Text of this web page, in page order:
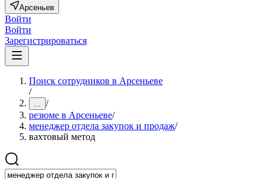
Арсеньев
Войти
Войти
Зарегистрироваться
Поиск сотрудников в Арсеньеве
/
... /
резюме в Арсеньеве/
менеджер отдела закупок и продаж/
вахтовый метод